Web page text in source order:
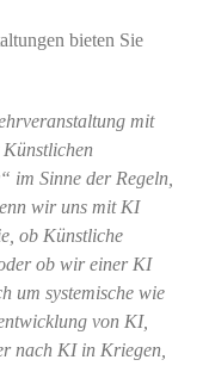
bieten Sie
mit
im Sinne der Regeln,
wir uns mit KI
ob Künstliche
ob wir einer KI
um systemische wie
von KI,
nach KI in Kriegen,